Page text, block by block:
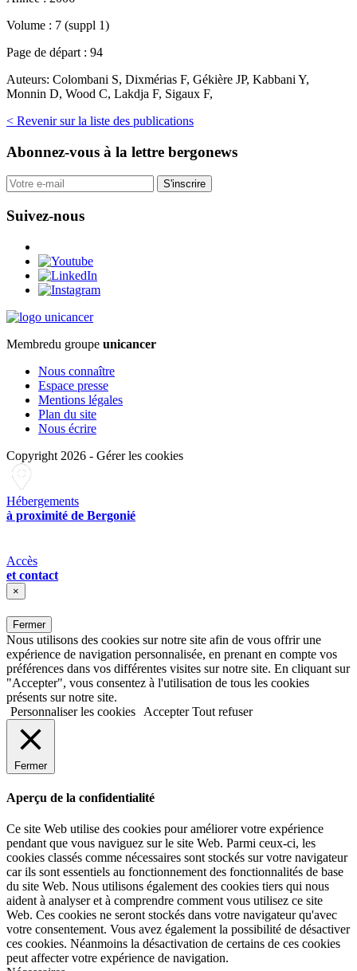
Volume : 7 (suppl 1)
Page de départ : 94
Auteurs: Colombani S, Dixmérias F, Gékière JP, Kabbani Y,
Monnin D, Wood C, Lakdja F, Sigaux F,
< Revenir sur la liste des publications
Abonnez-vous à la lettre bergonews
S'inscrire
Suivez-nous
Membredu groupe unicancer
Nous connaître
Espace presse
Mentions légales
Plan du site
Nous écrire
Copyright 2026 - Gérer les cookies
Hébergements
à proximité de Bergonié
Accès
et contact
×
Fermer
Nous utilisons des cookies sur notre site afin de vous offrir une
expérience de navigation personnalisée, en prenant en compte vos
préférences dans vos différentes visites sur notre site. En cliquant sur
"Accepter", vous consentez à l'utilisation de tous les cookies
présents sur notre site.
Personnaliser les cookies
Accepter Tout refuser
Fermer
Aperçu de la confidentialité
Ce site Web utilise des cookies pour améliorer votre expérience
pendant que vous naviguez sur le site Web. Parmi ceux-ci, les
cookies classés comme nécessaires sont stockés sur votre navigateur
car ils sont essentiels au fonctionnement des fonctionnalités de base
du site Web. Nous utilisons également des cookies tiers qui nous
aident à analyser et à comprendre comment vous utilisez ce site
Web. Ces cookies ne seront stockés dans votre navigateur qu'avec
votre consentement. Vous avez également la possibilité de désactiver
ces cookies. Néanmoins la désactivation de certains de ces cookies
peut affecter votre expérience de navigation.